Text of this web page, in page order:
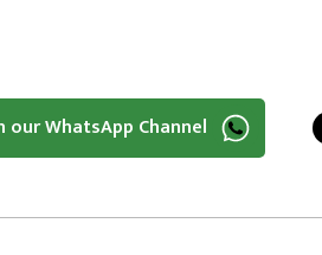
our WhatsApp Channel